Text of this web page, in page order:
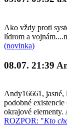
Ako vždy proti
lídrom a
(novinka)
08.07. 21:39
Andy16661, jasné,
podobné
okrajové elementy.
ROZPOR: "Kto